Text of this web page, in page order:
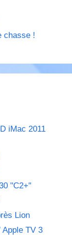
chasse !
iMac 2011
"C2+"
Lion
TV 3